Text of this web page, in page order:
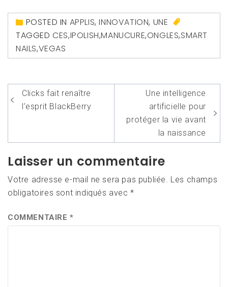
POSTED IN APPLIS,INNOVATION, UNE
TAGGEDCES,IPOLISH,MANUCURE,ONGLES,SMART
NAILS,VEGAS
Navigation
de
Clicks fait renaître
l’esprit BlackBerry
Une intelligence
artificielle pour
protéger la vie avant
la naissance
Laisser un commentaire
Votre adresse e-mail ne sera pas publiée. Les champs
obligatoires sont indiqués avec*
COMMENTAIRE*